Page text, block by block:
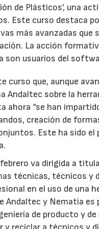
de Plásticos', una
Este curso destaca
más avanzadas que
La acción
son usuarios del
curso que, aunque
sobre la
ahora “se han
creación de
Este ha sido el
va dirigida a
técnicas, técnicos y
en el uso de
y Nematia es
de producto y